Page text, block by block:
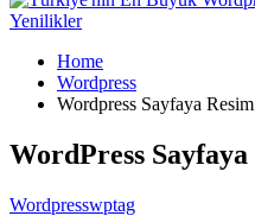
Home
Wordpress
Wordpress Sayfaya
WordPress
Wordpresswptag